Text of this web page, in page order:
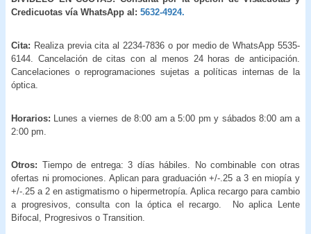
Credicuotas vía WhatsApp al: 5632-4924.
Cita: Realiza previa cita al 2234-7836 o por medio de WhatsApp 5535-
6144. Cancelación de citas con al menos 24 horas de anticipación.
Cancelaciones o reprogramaciones sujetas a políticas internas de la
óptica.
Horarios: Lunes a viernes de 8:00 am a 5:00 pm y sábados 8:00 am a
2:00 pm.
Otros: Tiempo de entrega: 3 días hábiles. No combinable con otras
ofertas ni promociones. Aplican para graduación +/-.25 a 3 en miopía y
+/-.25 a 2 en astigmatismo o hipermetropía. Aplica recargo para cambio
a progresivos, consulta con la óptica el recargo.
No aplica Lente
Bifocal, Progresivos o Transition.